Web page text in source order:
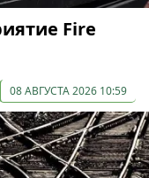
Fire
08 АВГУСТА 2026 10:59